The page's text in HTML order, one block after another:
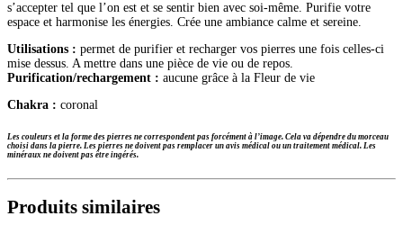
s’accepter tel que l’on est et se sentir bien avec soi-même. Purifie votre
espace et harmonise les énergies. Crée une ambiance calme et sereine.
Utilisations : permet de purifier et recharger vos pierres une fois celles-ci
mise dessus. A mettre dans une pièce de vie ou de repos.
Purification/rechargement : aucune grâce à la Fleur de vie
Chakra : coronal
Les couleurs et la forme des pierres ne correspondent pas forcément à l’image. Cela va dépendre du morceau
choisi dans la pierre. Les pierres ne doivent pas remplacer un avis médical ou un traitement médical. Les
minéraux ne doivent pas être ingérés.
Produits similaires